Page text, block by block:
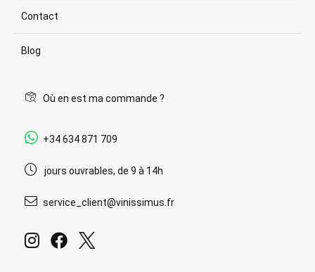
Contact
Blog
Où en est ma commande ?
+34 634 871 709
jours ouvrables, de 9 à 14h
service_client@vinissimus.fr